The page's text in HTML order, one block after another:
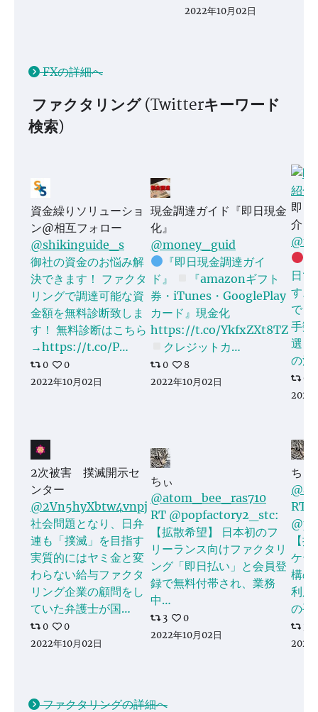
2022年10月02日
FXの詳細へ
ファクタリング (Twitterキーワード
検索)
資金繰りソリューショ
ン@相互フォロー
@shikinguide_s
御社の資金のお悩み解
決できます！ ファクタ
リングで調達可能な資
金額を無料診断致しま
す！ 無料診断はこちら
→https://t.co/P…
0
0
2022年10月02日
現金調達ガイド『即日現金
化』
@money_guid
『即日現金調達ガイ
ド』
『amazonギフト
券・iTunes・GooglePlay
カード』現金化
https://t.co/YkfxZXt8TZ
クレジットカ…
0
8
2022年10月02日
即日
介
日で
す。
でき
手数
選
の
0
2022
2次被害 撲滅開示セ
ンター
@2Vn5hyXbtw4vnpj
社会問題となり、日弁
連も「撲滅」を目指す
実質的にはヤミ金と変
わらない給与ファクタ
リング企業の顧問をし
ていた弁護士が国…
0
0
2022年10月02日
ちぃ
@atom_bee_ras710
RT @popfactory2_stc:
【拡散希望】 日本初のフ
リーランス向けファクタリ
ング「即日払い」と会員登
録で無料付帯され、業務
中…
3
0
2022年10月02日
ちぃ
RT
【
ケテ
構の
利用
の
3
2022
ファクタリングの詳細へ